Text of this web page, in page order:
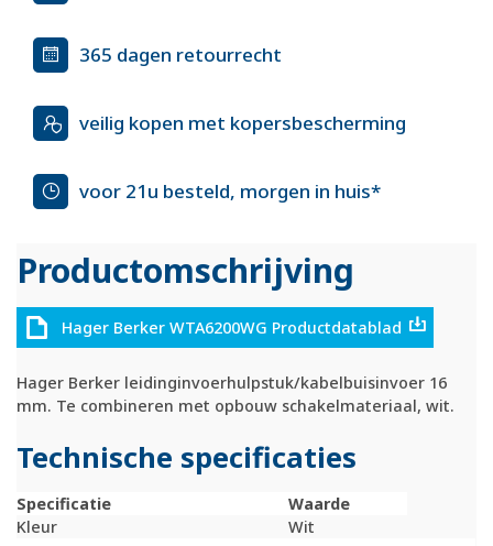
365 dagen retourrecht
veilig kopen met kopersbescherming
voor 21u besteld, morgen in huis*
Productomschrijving
Hager Berker WTA6200WG Productdatablad
Hager Berker leidinginvoerhulpstuk/kabelbuisinvoer 16
mm. Te combineren met opbouw schakelmateriaal, wit.
Technische specificaties
Specificatie
Waarde
Kleur
Wit